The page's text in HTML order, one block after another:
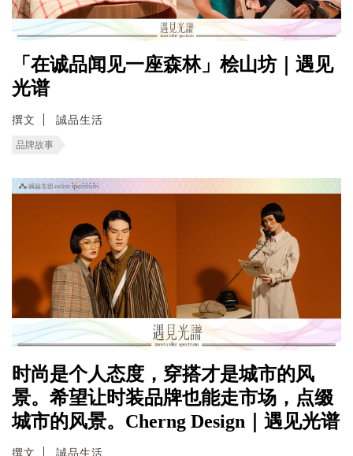
「在诚品闻见一座森林」桧山坊｜遇见
光谱
撰文 誠品生活
品牌故事
时尚是个人态度，穿搭才是城市的风
景。希望让时装品牌也能走市场，点缀
城市的风景。Cherng Design｜遇见光谱
撰文 誠品生活